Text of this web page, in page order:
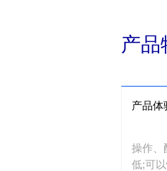
产品
产品体
操作、
低;可